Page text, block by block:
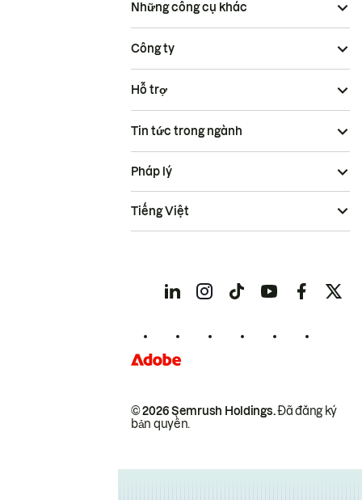
Những công cụ khác
Công ty
Hỗ trợ
Tin tức trong ngành
© 2026 Semrush Holdings.Đã đăng ký
bản quyền.
Pháp lý
Tiếng Việt